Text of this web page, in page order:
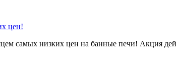
цен!
самых низких цен на банные печи! Акция